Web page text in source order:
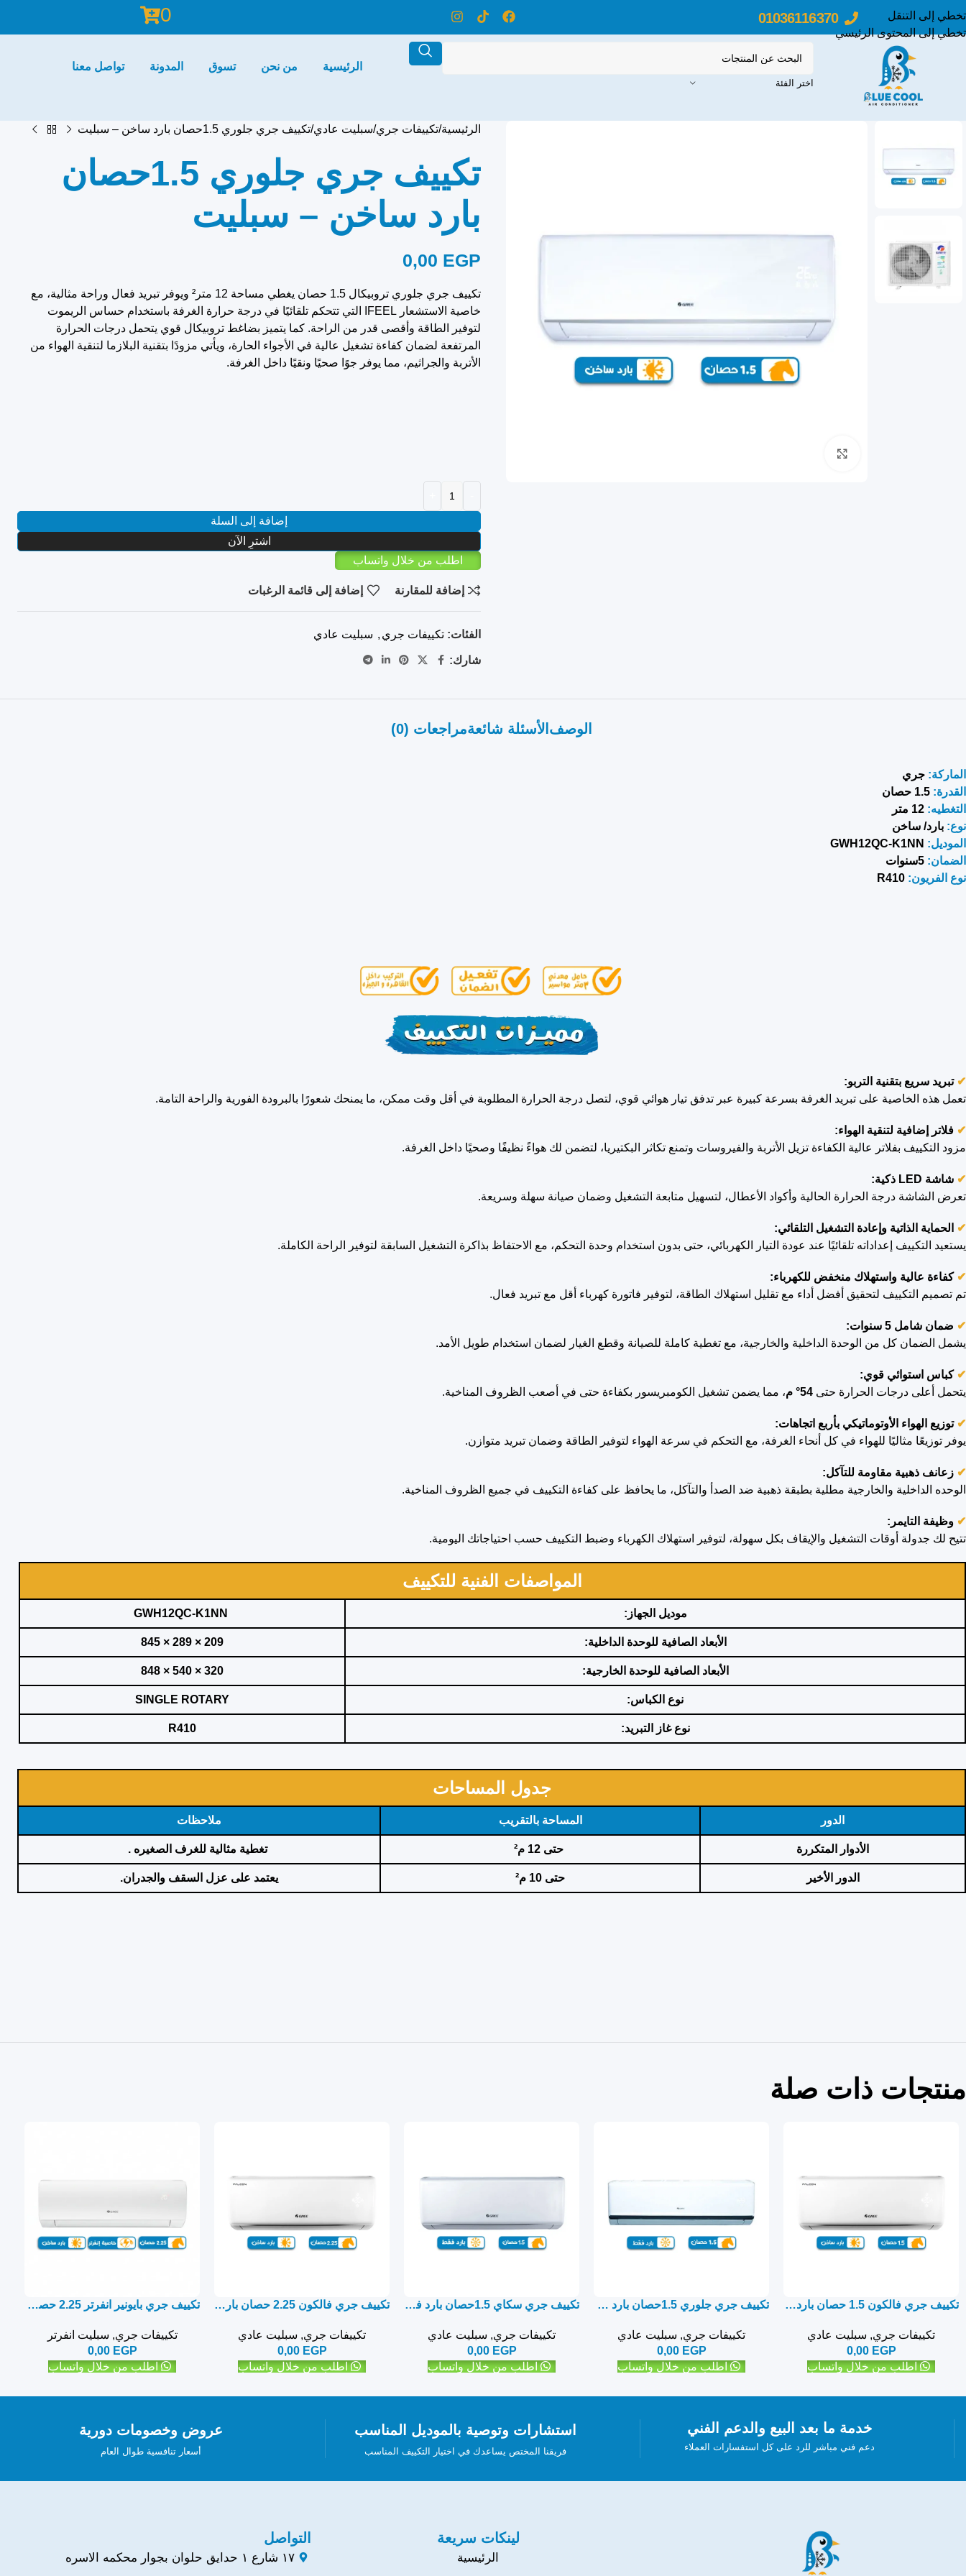
تخطي إلى التنقل
تخطي إلى المحتوى الرئيسي
01036116370
0
اختر الفئة
الرئيسية من نحن تسوق المدونة تواصل معنا
الرئيسية تكييفات جري سبليت عادي تكييف جري جلوري 1.5حصان بارد ساخن – سبليت
تكييف جري جلوري 1.5حصان
بارد ساخن – سبليت
0,00 EGP
تكييف جري جلوري تروبيكال 1.5 حصان يغطي مساحة 12 متر² ويوفر تبريد فعال وراحة مثالية، مع
خاصية الاستشعار IFEEL التي تتحكم تلقائيًا في درجة حرارة الغرفة باستخدام حساس الريموت
لتوفير الطاقة وأقصى قدر من الراحة. كما يتميز بضاغط تروبيكال قوي يتحمل درجات الحرارة
المرتفعة لضمان كفاءة تشغيل عالية في الأجواء الحارة، ويأتي مزودًا بتقنية البلازما لتنقية الهواء من
الأتربة والجراثيم، مما يوفر جوًا صحيًا ونقيًا داخل الغرفة.
إضافة إلى السلة
اشترِ الآن
اطلب من خلال واتساب
إضافة للمقارنة إضافة إلى قائمة الرغبات
الفئات: تكييفات جري , سبليت عادي
شارك:
الوصف الأسئلة شائعةمراجعات (0)
الماركة: جري
القدرة: 1.5 حصان
التغطيه: 12 متر
نوع: بارد/ ساخن
الموديل:
GWH12QC-K1NN
الضمان: 5سنوات
نوع الفريون: R410
✔تبريد سريع بتقنية التربو:
تعمل هذه الخاصية على تبريد الغرفة بسرعة كبيرة عبر تدفق تيار هوائي قوي، لتصل درجة الحرارة المطلوبة في أقل وقت ممكن، ما يمنحك شعورًا بالبرودة الفورية والراحة التامة.
✔ فلاتر إضافية لتنقية الهواء:
مزود التكييف بفلاتر عالية الكفاءة تزيل الأتربة والفيروسات وتمنع تكاثر البكتيريا، لتضمن لك هواءً نظيفًا وصحيًا داخل الغرفة.
✔ شاشة LED ذكية:
تعرض الشاشة درجة الحرارة الحالية وأكواد الأعطال، لتسهيل متابعة التشغيل وضمان صيانة سهلة وسريعة.
✔
الحماية الذاتية وإعادة التشغيل التلقائي:
يستعيد التكييف إعداداته تلقائيًا عند عودة التيار الكهربائي، حتى بدون استخدام وحدة التحكم، مع الاحتفاظ بذاكرة التشغيل السابقة لتوفير الراحة الكاملة.
✔كفاءة عالية واستهلاك منخفض للكهرباء:
تم تصميم التكييف لتحقيق أفضل أداء مع تقليل استهلاك الطاقة، لتوفير فاتورة كهرباء أقل مع تبريد فعال.
✔ ضمان شامل 5 سنوات:
يشمل الضمان كل من الوحدة الداخلية والخارجية، مع تغطية كاملة للصيانة وقطع الغيار لضمان استخدام طويل الأمد.
✔كباس استوائي قوي:
يتحمل أعلى درجات الحرارة حتى 54° م ، مما يضمن تشغيل الكومبريسور بكفاءة حتى في أصعب الظروف المناخية.
✔توزيع الهواء الأوتوماتيكي بأربع اتجاهات:
يوفر توزيعًا مثاليًا للهواء في كل أنحاء الغرفة، مع التحكم في سرعة الهواء لتوفير الطاقة وضمان تبريد متوازن.
✔ زعانف ذهبية مقاومة للتآكل:
الوحده الداخلية والخارجية مطلية بطبقة ذهبية ضد الصدأ والتآكل، ما يحافظ على كفاءة التكييف في جميع الظروف المناخية.
✔ وظيفة التايمر:
تتيح لك جدولة أوقات التشغيل والإيقاف بكل سهولة، لتوفير استهلاك الكهرباء وضبط التكييف حسب احتياجاتك اليومية.
المواصفات الفنية للتكييف
موديل الجهاز: GWH12QC-K1NN
الأبعاد الصافية للوحدة الداخلية: 209 × 289 × 845
الأبعاد الصافية للوحدة الخارجية: 320 × 540 × 848
نوع الكباس: SINGLE ROTARY
نوع غاز التبريد: R410
جدول المساحات
الدور المساحة بالتقريب ملاحظات
الأدوار المتكررة حتى 12 م² تغطية مثالية للغرف الصغيره .
الدور الأخير حتى 10 م² يعتمد على عزل السقف والجدران.
منتجات ذات صلة
تكييف جري فالكون 1.5 حصان بارد ساخن – سبليت
تكييفات جري, سبليت عادي
0,00 EGP
اطلب من خلال واتساب
تكييف جري جلوري 1.5حصان بارد فقط – سبليت
تكييفات جري, سبليت عادي
0,00 EGP
اطلب من خلال واتساب
تكييف جري سكاي 1.5حصان بارد فقط Gree Sky – سبليت
تكييفات جري, سبليت عادي
0,00 EGP
اطلب من خلال واتساب
تكييف جري فالكون 2.25 حصان بارد ساخن – سبليت
تكييفات جري, سبليت عادي
0,00 EGP
اطلب من خلال واتساب
تكييف جري بايونير انفرتر 2.25 حصان بارد ساخن – سبليت
تكييفات جري, سبليت انفرتر
0,00 EGP
اطلب من خلال واتساب
خدمة ما بعد البيع والدعم الفني
دعم فني مباشر للرد على كل استفسارات العملاء
استشارات وتوصية بالموديل المناسب
فريقنا المختص يساعدك في اختيار التكييف المناسب
عروض وخصومات دورية
أسعار تنافسية طوال العام
لينكات سريعة
الرئيسية
التواصل
١٧ شارع ١ حدايق حلوان بجوار محكمه الاسره